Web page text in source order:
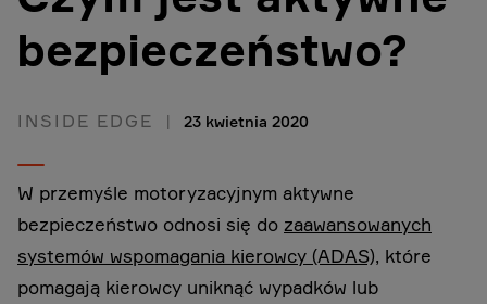
bezpieczeństwo?
INSIDE EDGE 23 kwietnia 2020
W przemyśle motoryzacyjnym aktywne
bezpieczeństwo odnosi się do zaawansowanych
systemów wspomagania kierowcy (ADAS), które
pomagają kierowcy uniknąć wypadków lub